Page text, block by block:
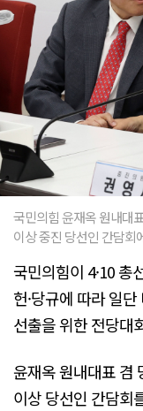
국민의힘 윤재옥 원내대
이상 중진 당선인 간담회
국민의힘이 4·10 총
헌·당규에 따라 일
선출을 위한 전당대
윤재옥 원내대표 겸
이상 당선인 간담회